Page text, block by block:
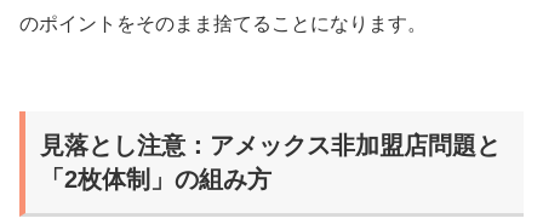
のポイントをそのまま捨てることになります。
見落とし注意：アメックス非加盟店問題と
「2枚体制」の組み方